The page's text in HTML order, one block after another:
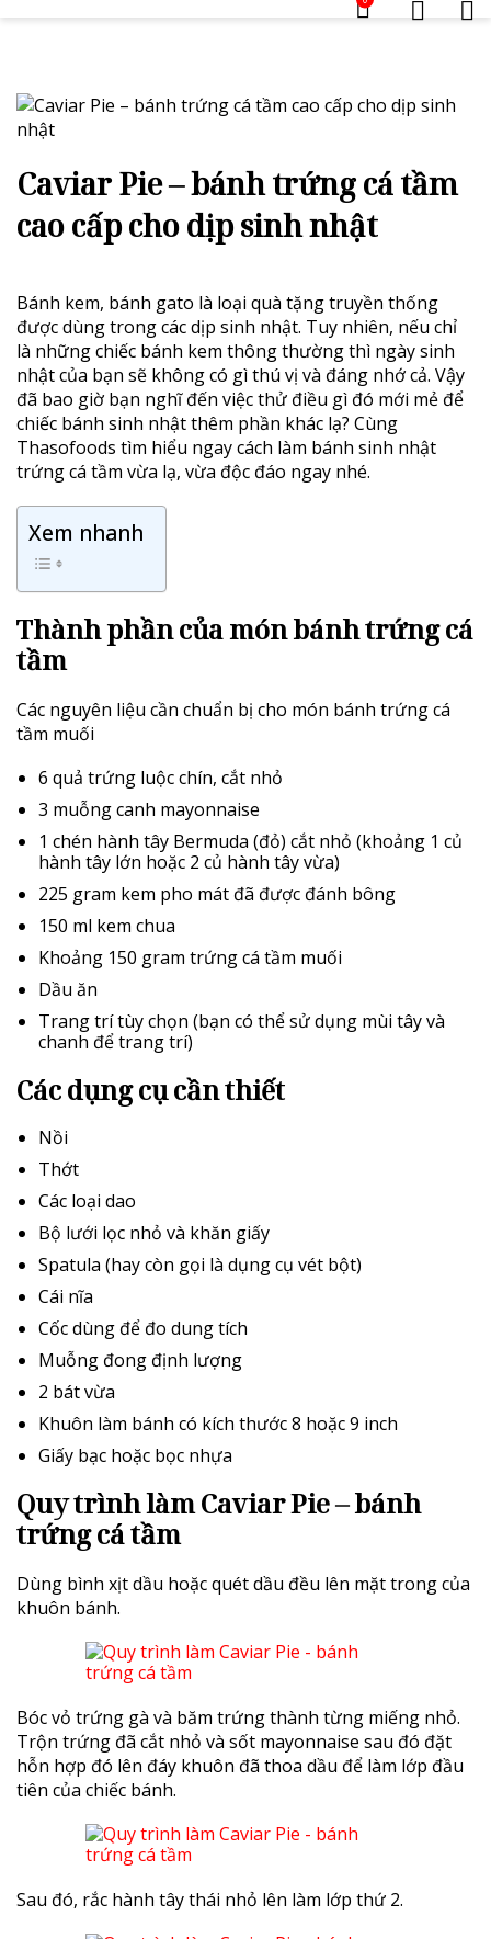
Caviar Pie – bánh trứng cá tầm
cao cấp cho dịp sinh nhật
Bánh kem, bánh gato là loại quà tặng truyền thống
được dùng trong các dịp sinh nhật. Tuy nhiên, nếu chỉ
là những chiếc bánh kem thông thường thì ngày sinh
nhật của bạn sẽ không có gì thú vị và đáng nhớ cả. Vậy
đã bao giờ bạn nghĩ đến việc thử điều gì đó mới mẻ để
chiếc bánh sinh nhật thêm phần khác lạ? Cùng
Thasofoods tìm hiểu ngay cách làm bánh sinh nhật
trứng cá tầm vừa lạ, vừa độc đáo ngay nhé.
Xem nhanh
Thành phần của món bánh trứng cá
tầm
Các nguyên liệu cần chuẩn bị cho món bánh trứng cá
tầm muối
6 quả trứng luộc chín, cắt nhỏ
3 muỗng canh mayonnaise
1 chén hành tây Bermuda (đỏ) cắt nhỏ (khoảng 1 củ
hành tây lớn hoặc 2 củ hành tây vừa)
225 gram kem pho mát đã được đánh bông
150 ml kem chua
Khoảng 150 gram trứng cá tầm muối
Dầu ăn
Trang trí tùy chọn (bạn có thể sử dụng mùi tây và
chanh để trang trí)
Các dụng cụ cần thiết
Nồi
Thớt
Các loại dao
Bộ lưới lọc nhỏ và khăn giấy
Spatula (hay còn gọi là dụng cụ vét bột)
Cái nĩa
Cốc dùng để đo dung tích
Muỗng đong định lượng
2 bát vừa
Khuôn làm bánh có kích thước 8 hoặc 9 inch
Giấy bạc hoặc bọc nhựa
Quy trình làm Caviar Pie – bánh
trứng cá tầm
Dùng bình xịt dầu hoặc quét dầu đều lên mặt trong của
khuôn bánh.
Bóc vỏ trứng gà và băm trứng thành từng miếng nhỏ.
Trộn trứng đã cắt nhỏ và sốt mayonnaise sau đó đặt
hỗn hợp đó lên đáy khuôn đã thoa dầu để làm lớp đầu
tiên của chiếc bánh.
Sau đó, rắc hành tây thái nhỏ lên làm lớp thứ 2.